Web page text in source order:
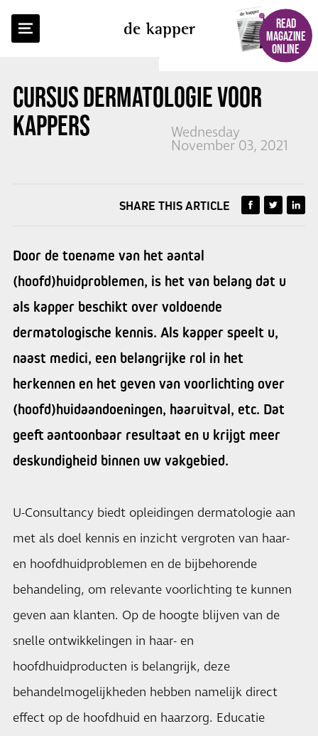
de kapper
READ
MAGAZINE
ONLINE
CURSUS DERMATOLOGIE VOOR
KAPPERS
Wednesday
November 03, 2021
BACK TO OVERVIEW
SHARE THIS ARTICLE
Door de toename van het aantal
(hoofd)huidproblemen, is het van belang dat u
als kapper beschikt over voldoende
dermatologische kennis. Als kapper speelt u,
naast medici, een belangrijke rol in het
herkennen en het geven van voorlichting over
(hoofd)huidaandoeningen, haaruitval, etc. Dat
geeft aantoonbaar resultaat en u krijgt meer
deskundigheid binnen uw vakgebied.
U-Consultancy biedt opleidingen dermatologie aan
met als doel kennis en inzicht vergroten van haar-
en hoofdhuidproblemen en de bijbehorende
behandeling, om relevante voorlichting te kunnen
geven aan klanten. Op de hoogte blijven van de
snelle ontwikkelingen in haar- en
hoofdhuidproducten is belangrijk, deze
behandelmogelijkheden hebben namelijk direct
effect op de hoofdhuid en haarzorg. Educatie